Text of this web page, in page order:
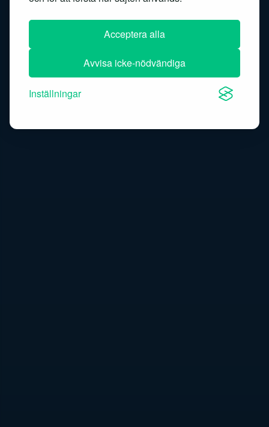
Acceptera alla
Avvisa icke-nödvändiga
Inställningar
Speech-to-text